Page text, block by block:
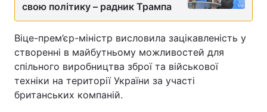
свою політику – радник Трампа
Віце-прем’єр-міністр висловила зацікавленість у
створенні в майбутньому можливостей для
спільного виробництва зброї та військової
техніки на території України за участі
британських компаній.